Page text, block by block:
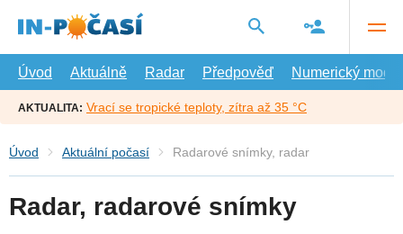
hlavní
Úvod
Aktuálně Radar Předpověď Numerický model
AKTUALITA: Vrací se tropické teploty, zítra až 35 °C
Úvod Aktuální počasí Radarové snímky, radar
Radar, radarové snímky